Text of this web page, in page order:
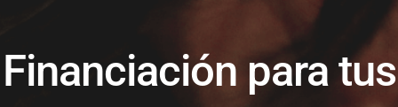
Financiación para tus